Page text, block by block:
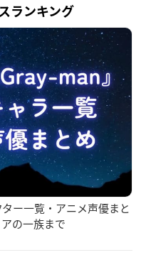
ランキング
ー一覧・アニメ声優まと
の一族まで